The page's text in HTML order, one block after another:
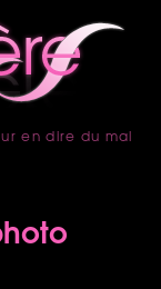
en dire du mal